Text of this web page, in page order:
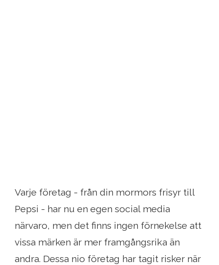
Varje företag - från din mormors frisyr till
Pepsi - har nu en egen social media
närvaro, men det finns ingen förnekelse att
vissa märken är mer framgångsrika än
andra. Dessa nio företag har tagit risker när